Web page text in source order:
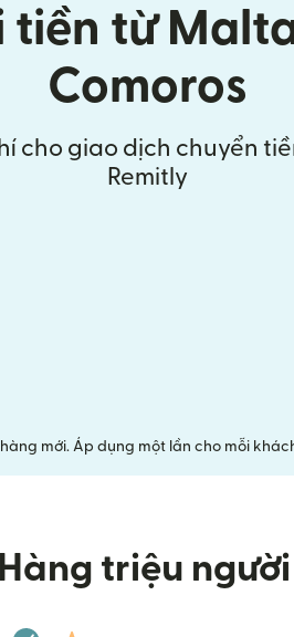
tiền từ
Comoros
cho giao dịch chuyển
Remitly
mới. Áp dụng một lần cho mỗi
Hàng triệu